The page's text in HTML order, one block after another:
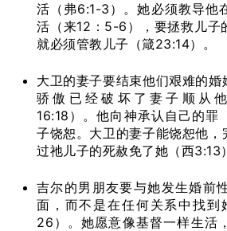
活（弗6:1-3）。她必须教导他
活（来12：5-6），要拯救儿子
就必须管教儿子（箴23:14）。
大卫的妻子要结束他们艰难的
骄傲已经破坏了妻子顺从
16:18）。他向神承认自己的罪
子饶恕。大卫的妻子能饶恕他，
过祂儿子的死赦免了她（西3:13
吉尔的男朋友要与她发生婚前
面，而不是在任何关系中找
26）。她愿意像基督一样生活